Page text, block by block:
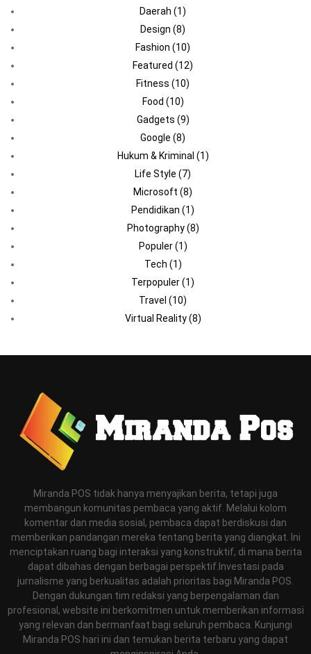
Daerah (1)
Design (8)
Fashion (10)
Featured (12)
Fitness (10)
Food (10)
Gadgets (9)
Google (8)
Hukum & Kriminal (1)
Life Style (7)
Microsoft (8)
Pendidikan (1)
Photography(8)
Populer(1)
Tech (1)
Terpopuler(1)
Travel (10)
Virtual Reality(8)
Miranda POS tidak hanya menyajikan berita, tetapi juga
membangun komunitas pembaca yang aktif. Melalui kolom
komentar dan media sosial, pembaca dapat berdiskusi dan
memberikan pandangan mereka tentang berita yang diangkat. Ini
menciptakan ruang bagi interaksi yang konstruktif, di mana berita
dapat dibahas dengan berbagai perspektif.Investasi pada
jurnalisme yang berkualitas adalah prioritas bagi Miranda POS.
Dengan dukungan tim redaksi yang berpengalaman dan
profesional, website ini berkomitmen untuk memberikan informasi
yang relevan dan bermanfaat bagi seluruh pembaca. Kunjungi
Miranda POS hari ini dan temukan berita terbaru yang dapat